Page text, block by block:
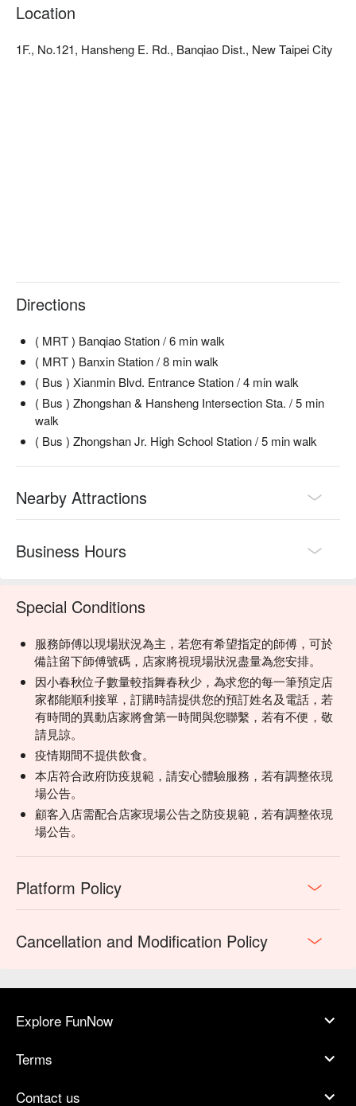
Location
1F., No.121, Hansheng E. Rd., Banqiao Dist., New Taipei City
Directions
( MRT ) Banqiao Station / 6 min walk
( MRT ) Banxin Station / 8 min walk
( Bus ) Xianmin Blvd. Entrance Station / 4 min walk
( Bus ) Zhongshan & Hansheng Intersection Sta. / 5 min
walk
( Bus ) Zhongshan Jr. High School Station / 5 min walk
Nearby Attractions
Business Hours
Special Conditions
服務師傅以現場狀況為主，若您有希望指定的師傅，可於
備註留下師傅號碼，店家將視現場狀況盡量為您安排。
因小春秋位子數量較指舞春秋少，為求您的每一筆預定店
家都能順利接單，訂購時請提供您的預訂姓名及電話，若
有時間的異動店家將會第一時間與您聯繫，若有不便，敬
請見諒。
疫情期間不提供飲食。
本店符合政府防疫規範，請安心體驗服務，若有調整依現
場公告。
顧客入店需配合店家現場公告之防疫規範，若有調整依現
場公告。
Platform Policy
Cancellation and Modification Policy
Explore FunNow
Terms
Contact us